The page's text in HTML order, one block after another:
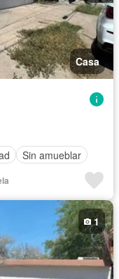
Casa
Sin amueblar
1